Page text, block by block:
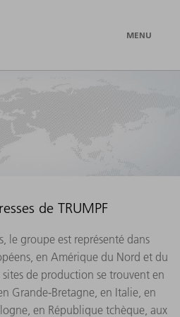
MENU
de TRUMPF
le groupe est représenté dans
en Amérique du Nord et du
de production se trouvent en
Grande-Bretagne, en Italie, en
en République tchèque, aux